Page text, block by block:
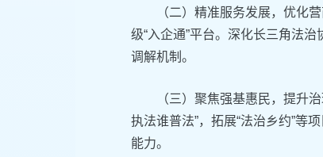
（二）‌精准服务发展，优化
级“入企通”平台。深化长三角法
调解机制。
（三）‌聚焦强基惠民，提升
执法谁普法”，拓展“法治乡约”等
能力。